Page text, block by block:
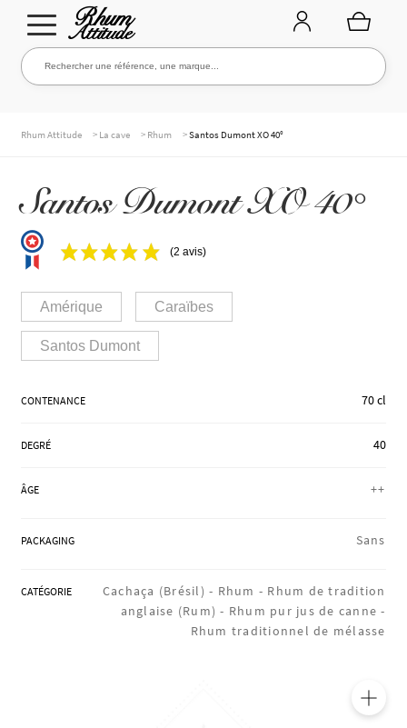
Aller
à
Aller
au
Rechercher une référence, une marque...
Rechercher
NOS RHUMS
WHISKIES & +
MARQUES
COFFRETS & CADEAUX
Rhum Attitude > La cave > Rhum >Santos Dumont XO 40°
Santos Dumont XO 40°
(2 avis)
Amérique Caraïbes
Santos Dumont
CONTENANCE 70 cl
DEGRÉ 40
ÂGE ++
PACKAGING Sans
CATÉGORIE Cachaça (Brésil) - Rhum - Rhum de tradition
anglaise (Rum) - Rhum pur jus de canne -
Rhum traditionnel de mélasse